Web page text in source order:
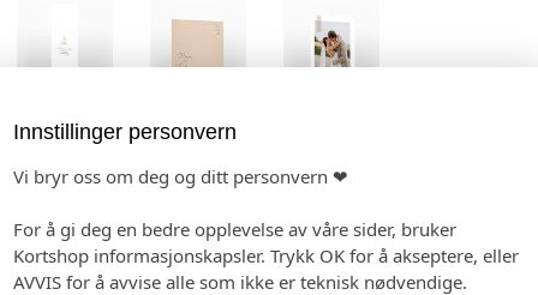
TILPASS PRODUKTET HANDLEKURV
TILPASSES SERIE ELLER DIN ORDRE
Innstillinger personvern
Vi bryr oss om deg og ditt personvern ❤
For å gi deg en bedre opplevelse av våre sider, bruker
Kortshop informasjonskapsler. Trykk OK for å akseptere, eller
AVVIS for å avvise alle som ikke er teknisk nødvendige.